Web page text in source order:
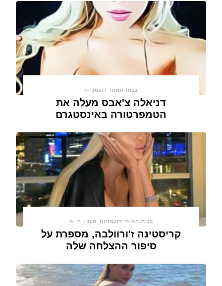
בנות חמות דוגמניות
דניאלה צ'אבס מעלה את
הטמפרטורה באינסטגרם
בנות חמות דוגמניות סגנון חיים
קריסטינה ז'ורוולבה, מספרת על
סיפור ההצלחה שלה